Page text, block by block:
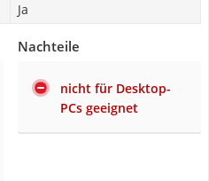
Ja
Nachteile
nicht für Desktop-
PCs geeignet